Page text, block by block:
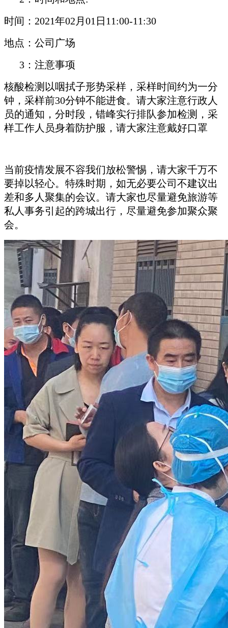
时间：2021年02月01日11:00-11:30
地点：公司广场
3：注意事项
核酸检测以咽拭子形势采样，采样时间约为一分
钟，采样前30分钟不能进食。请大家注意行政人
员的通知，分时段，错峰实行排队参加检测，采
样工作人员身着防护服，请大家注意戴好口罩
当前疫情发展不容我们放松警惕，请大家千万不
要掉以轻心。特殊时期，如无必要公司不建议出
差和多人聚集的会议。请大家也尽量避免旅游等
私人事务引起的跨城出行，尽量避免参加聚众聚
会。